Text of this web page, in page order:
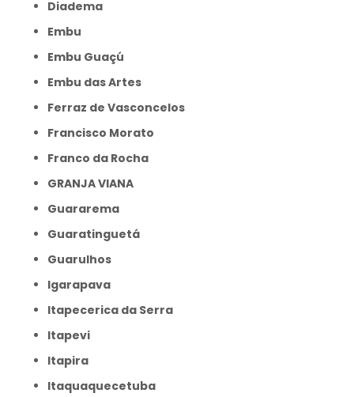
Diadema
Embu
Embu Guaçú
Embu das Artes
Ferraz de Vasconcelos
Francisco Morato
Franco da Rocha
GRANJA VIANA
Guararema
Guaratinguetá
Guarulhos
Igarapava
Itapecerica da Serra
Itapevi
Itapira
Itaquaquecetuba